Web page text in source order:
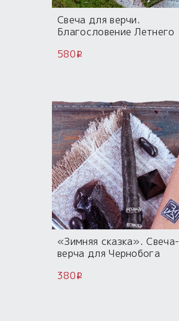
Свеча для верчи.
Благословение Летнего
580i
«Зимняя сказка». Свеча-
верча для Чернобога
380i